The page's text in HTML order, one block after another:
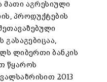
მათი აგრესიული
პროდუქტების
გასაგებიცაა,
ლიბერთი ბანკის
წყაროს
2013